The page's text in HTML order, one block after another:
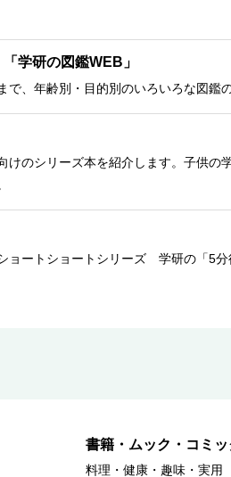
学研の図鑑WEB」
、年齢別・目的別のいろいろな図鑑
のシリーズ本を紹介します。子供の
ートショートシリーズ 学研の「5
書籍・ムック・コミッ
料理・健康・趣味・実用